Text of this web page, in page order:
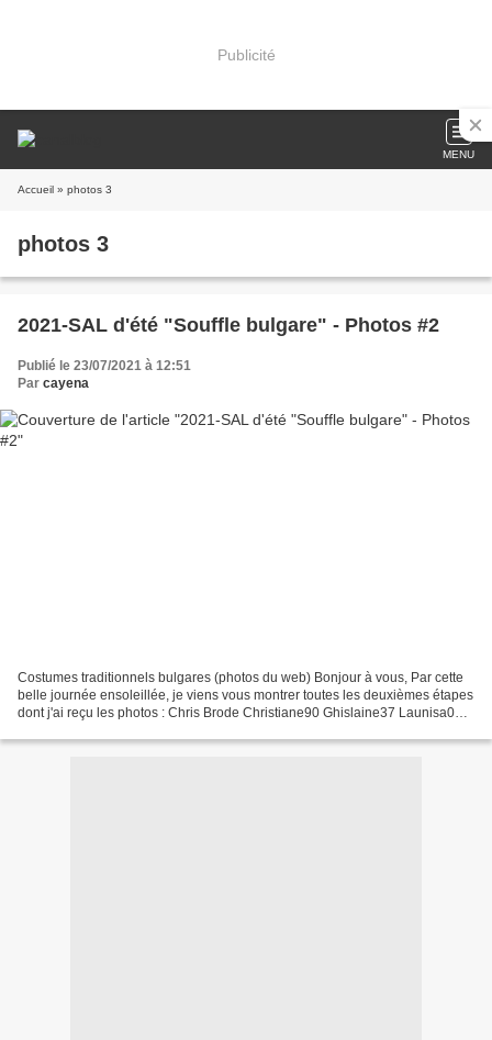
Publicité
MENU
Accueil » photos 3
photos 3
2021-SAL d'été "Souffle bulgare" - Photos #2
Publié le 23/07/2021 à 12:51
Par cayena
Costumes traditionnels bulgares (photos du web) Bonjour à vous, Par cette
belle journée ensoleillée, je viens vous montrer toutes les deuxièmes étapes
dont j'ai reçu les photos : Chris Brode Christiane90 Ghislaine37 Launisa08